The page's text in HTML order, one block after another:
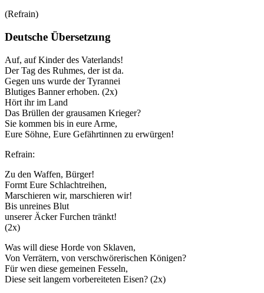
(Refrain)
Deutsche Übersetzung
Auf, auf Kinder des Vaterlands!
Der Tag des Ruhmes, der ist da.
Gegen uns wurde der Tyrannei
Blutiges Banner erhoben. (2x)
Hört ihr im Land
Das Brüllen der grausamen Krieger?
Sie kommen bis in eure Arme,
Eure Söhne, Eure Gefährtinnen zu erwürgen!
Refrain:
Zu den Waffen, Bürger!
Formt Eure Schlachtreihen,
Marschieren wir, marschieren wir!
Bis unreines Blut
unserer Äcker Furchen tränkt!
(2x)
Was will diese Horde von Sklaven,
Von Verrätern, von verschwörerischen Königen?
Für wen diese gemeinen Fesseln,
Diese seit langem vorbereiteten Eisen? (2x)